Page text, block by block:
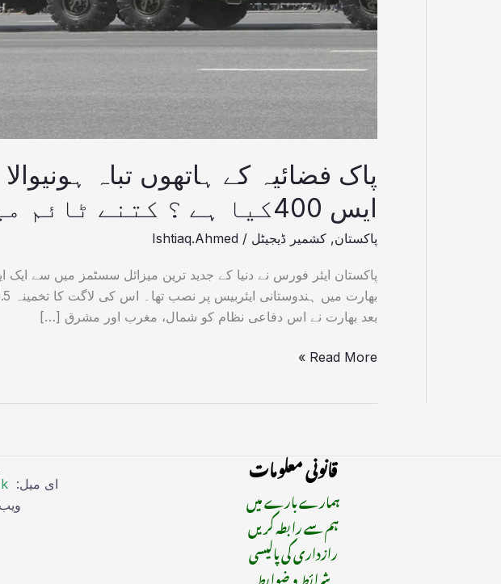
پاک فضائیہ کے ہاتھوں تباہ
ایس 400کیا ہے ؟ کتنے ٹائم میں فعال ہوتا ہے؟
پاکستان, کشمیر ڈیجیٹل /
Ishtiaq.Ahmed
بعد بھارت نے اس دفاعی نظام کو شمال، مغرب اور مشرق […]
؟
کتنے
ٹائم
میں
فعال
ہوتا
ہے؟
Read More »
قانونی معلومات
ہمارے بارے میں
ہم سے رابطہ کریں
رازداری کی پالیسی
ای میل: